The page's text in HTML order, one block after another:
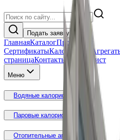
Подать заявку
ГлавнаяКаталогПродукция
СертификатыКалориферы
страницаКонтакты Прайс лист
Меню
Водяные калориферы
Паровые калориферы
Отопительные агрегаты